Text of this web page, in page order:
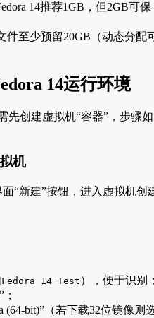
14推荐1GB，但2GB可保
件至少预留20GB（动态分配
14运行环境
先创建虚拟机“容器”，步骤如
机
“新建”按钮，进入虚拟机创
Fedora 14 Test ），便于识别
(64-bit)”（若下载32位镜像则